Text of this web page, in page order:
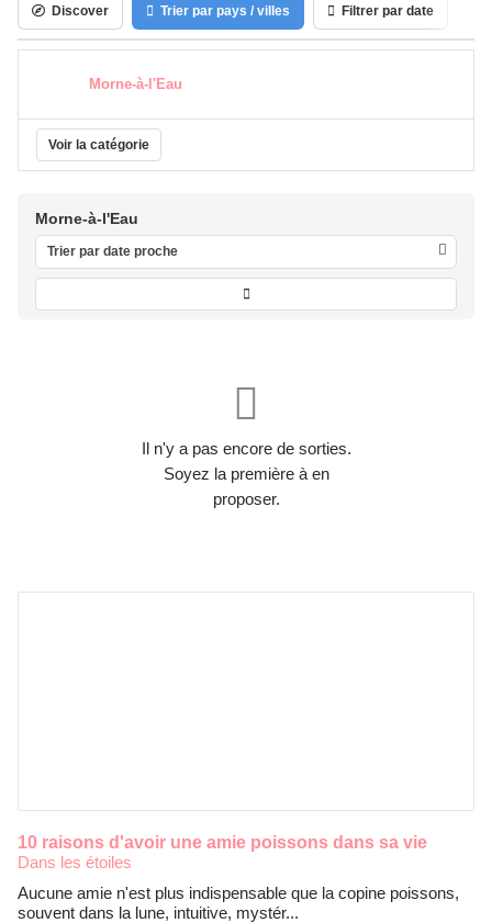
Discover Trier par pays / villes Filtrer par date
Morne-à-l'Eau
Voir la catégorie
Morne-à-l'Eau
Trier par date proche
Il n'y a pas encore de sorties.
Soyez la première à en
proposer.
10 raisons d'avoir une amie poissons dans sa vie
Dans les étoiles
Aucune amie n'est plus indispensable que la copine poissons,
souvent dans la lune, intuitive, mystér...